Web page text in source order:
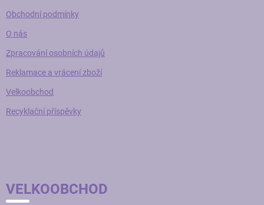
Obchodní podmínky
O nás
Zpracování osobních údajů
Reklamace a vrácení zboží
Velkoobchod
Recyklační příspěvky
VELKOOBCHOD